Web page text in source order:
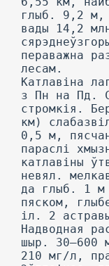
глыб. 9,2 м,
вады 14,2
пераважна
лесам.
Катлавіна
з Пн на Пд.
стромкія.
км)
0,5 м,
параслі
катлавіны
невял.
да глыб. 1 м
пяском,
іл. 2
Надводная
шыр. 30—600
210 мг/л,